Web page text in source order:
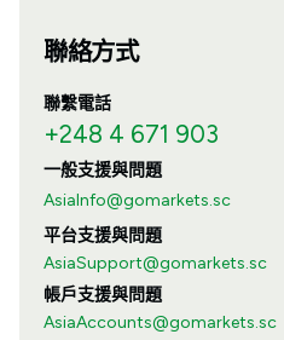
聯絡方式
聯繫電話
+248 4 671 903
一般支援與問題
AsiaInfo@gomarkets.sc
平台支援與問題
AsiaSupport@gomarkets.sc
帳戶支援與問題
AsiaAccounts@gomarkets.sc